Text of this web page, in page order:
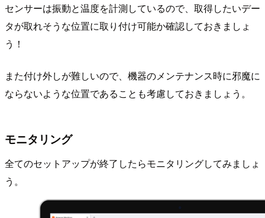
センサーは振動と温度を計測しているので、取得したいデー
タが取れそうな位置に取り付け可能か確認しておきましょ
う！
また付け外しが難しいので、機器のメンテナンス時に邪魔に
ならないような位置であることも考慮しておきましょう。
モニタリング
全てのセットアップが終了したらモニタリングしてみましょ
う。